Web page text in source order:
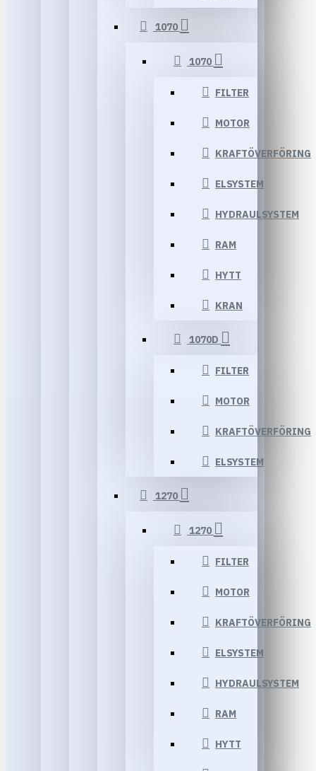
1070
1070
FILTER
MOTOR
KRAFTÖVERFÖRING
ELSYSTEM
HYDRAULSYSTEM
RAM
HYTT
KRAN
1070D
FILTER
MOTOR
KRAFTÖVERFÖRING
ELSYSTEM
1270
1270
FILTER
MOTOR
KRAFTÖVERFÖRING
ELSYSTEM
HYDRAULSYSTEM
RAM
HYTT